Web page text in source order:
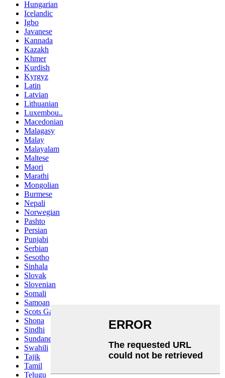
Hungarian
Icelandic
Igbo
Javanese
Kannada
Kazakh
Khmer
Kurdish
Kyrgyz
Latin
Latvian
Lithuanian
Luxembou..
Macedonian
Malagasy
Malay
Malayalam
Maltese
Maori
Marathi
Mongolian
Burmese
Nepali
Norwegian
Pashto
Persian
Punjabi
Serbian
Sesotho
Sinhala
Slovak
Slovenian
Somali
Samoan
Scots Gaelic
Shona
Sindhi
Sundanese
Swahili
Tajik
Tamil
Telugu